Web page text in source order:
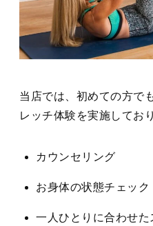
当店では、初めての方で
レッチ体験を実施してお
カウンセリング
お身体の状態チェック
一人ひとりに合わせ